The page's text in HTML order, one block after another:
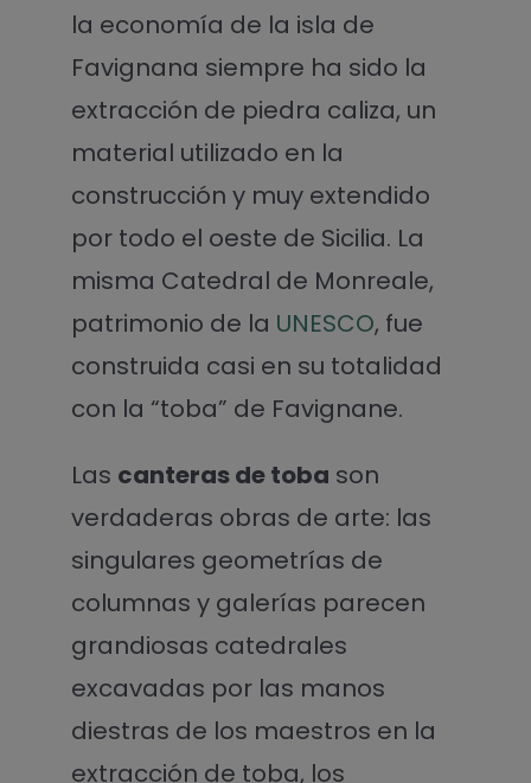
la economía de la isla de
Favignana siempre ha sido la
extracción de piedra caliza, un
material utilizado en la
construcción y muy extendido
por todo el oeste de Sicilia. La
misma Catedral de Monreale,
patrimonio de la UNESCO, fue
construida casi en su totalidad
con la “toba” de Favignane.
Las canteras de toba son
verdaderas obras de arte: las
singulares geometrías de
columnas y galerías parecen
grandiosas catedrales
excavadas por las manos
diestras de los maestros en la
extracción de toba, los